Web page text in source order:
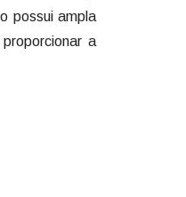
possui ampla
a